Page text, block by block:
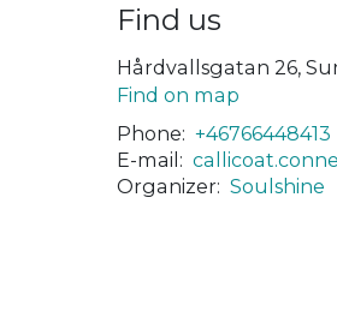
Find us
Hårdvallsgatan 26,
Find on map
Phone: +46766448413
E-mail:
Organizer: Soulshine